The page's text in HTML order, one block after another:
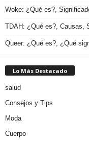
Woke: ¿Qué es?,
TDAH: ¿Qué es?, Causas,
Queer: ¿Qué es?, ¿Qué
Lo Más Destacado
salud
Consejos y Tips
Moda
Cuerpo